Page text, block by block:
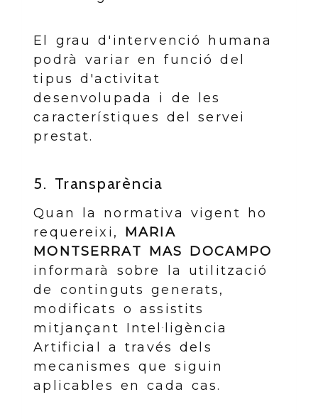
El grau d'intervenció humana
podrà variar en funció del
tipus d'activitat
desenvolupada i de les
característiques del servei
prestat.
5. Transparència
Quan la normativa vigent ho
requereixi, MARIA
MONTSERRAT MAS DOCAMPO
informarà sobre la utilització
de continguts generats,
modificats o assistits
mitjançant Intel·ligència
Artificial a través dels
mecanismes que siguin
aplicables en cada cas.